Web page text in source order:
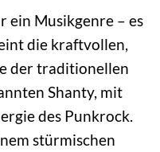
ein Musikgenre – es
die kraftvollen,
der traditionellen
Shanty, mit
des Punkrock.
stürmischen